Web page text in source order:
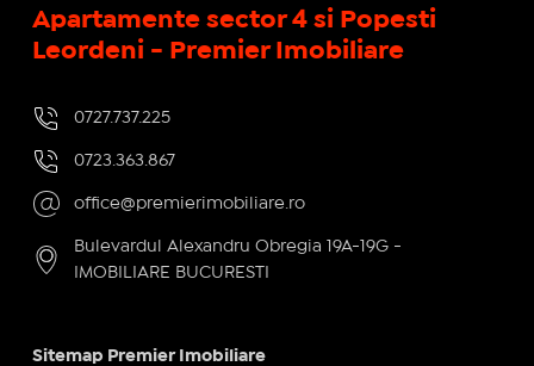
Apartamente sector 4 si Popesti
Leordeni - Premier Imobiliare
0727.737.225
0723.363.867
office@premierimobiliare.ro
Bulevardul Alexandru Obregia 19A-19G -
IMOBILIARE BUCURESTI
Sitemap Premier Imobiliare